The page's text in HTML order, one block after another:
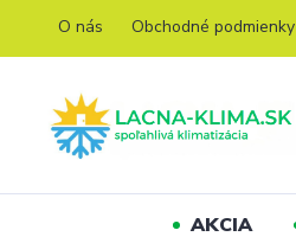
O nás Obchodné podmienky
AKCIA